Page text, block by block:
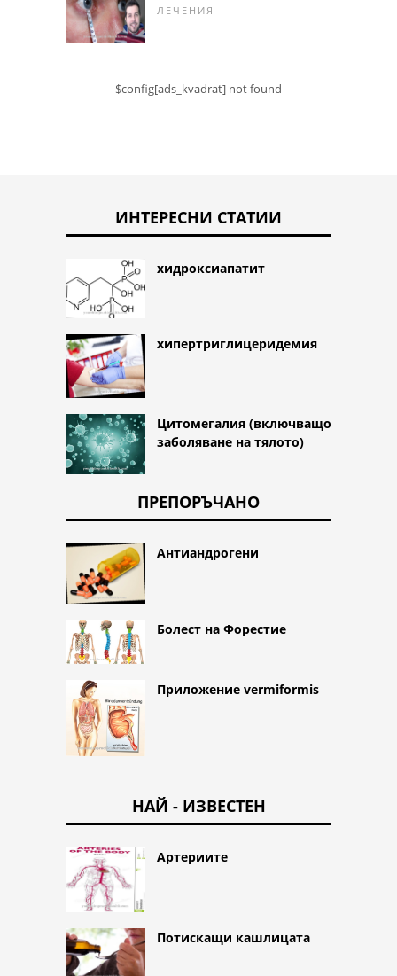
ЛЕЧЕНИЯ
$config[ads_kvadrat] not found
ИНТЕРЕСНИ СТАТИИ
хидроксиапатит
хипертриглицеридемия
Цитомегалия (включващо
заболяване на тялото)
ПРЕПОРЪЧАНО
Антиандрогени
Болест на Форестие
Приложение vermiformis
НАЙ - ИЗВЕСТЕН
Артериите
Потискащи кашлицата